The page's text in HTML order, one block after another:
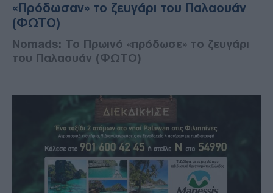
«Πρόδωσαν» το ζευγάρι του Παλαουάν
(ΦΩΤΟ)
Nomads: Το Πρωινό «πρόδωσε» το ζευγάρι
του Παλαουάν (ΦΩΤΟ)